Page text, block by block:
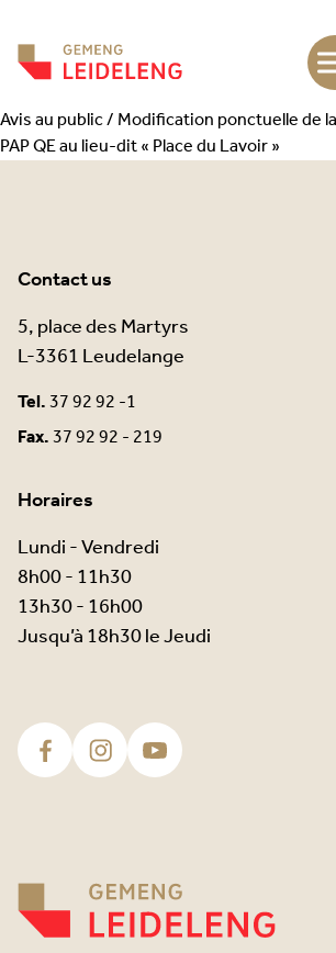
Avis au public / Modification ponctuelle de
PAP QE au lieu-dit « Place du Lavoir »
Contact us
5, place des Martyrs
L-3361 Leudelange
Tel.37 92 92 -1
Fax.37 92 92 - 219
Horaires
Lundi - Vendredi
8h00 - 11h30
13h30 - 16h00
Jusqu’à 18h30 le Jeudi